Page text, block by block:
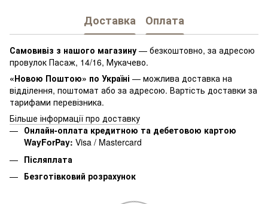
Доставка Оплата
Самовивіз з нашого магазину — безкоштовно, за адресою
провулок Пасаж, 14/16, Мукачево.
«Новою Поштою» по Україні — можлива доставка на
відділення, поштомат або за адресою. Вартість доставки за
тарифами перевізника.
Більше інформації про доставку
Онлайн-оплата кредитною та дебетовою картою
WayForPay: Visa / Mastercard
Післяплата
Безготівковий розрахунок